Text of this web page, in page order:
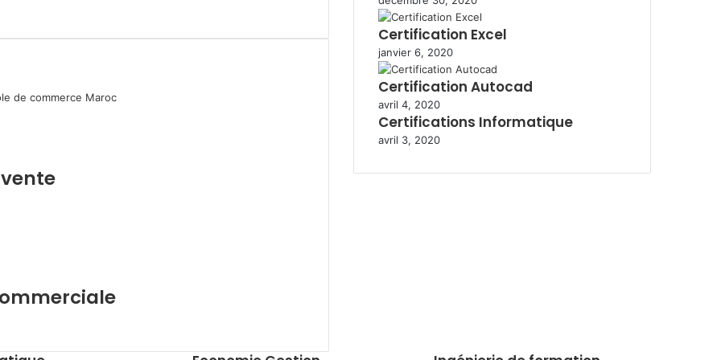
Certification Excel
janvier 6, 2020
Certification Autocad
avril 4, 2020
Certifications Informatique
avril 3, 2020